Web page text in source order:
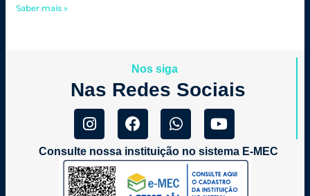
Saber mais »
Nos siga
Nas Redes Sociais
Consulte nossa instituição no sistema E-MEC